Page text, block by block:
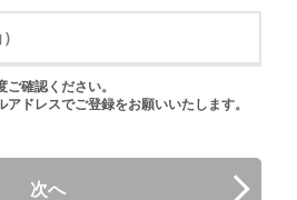
確認ください。
ドレスでご登録をお願いいたします。
次へ